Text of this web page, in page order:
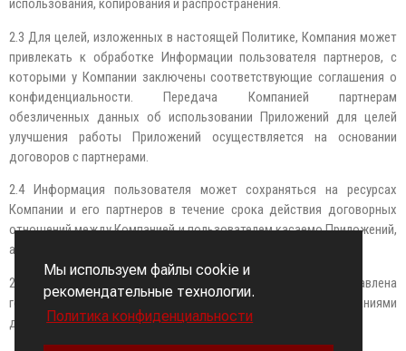
Мы используем файлы cookie и
рекомендательные технологии.
Политика конфиденциальности
использования, копирования и распространения.
2.3 Для целей, изложенных в настоящей Политике, Компания может
привлекать к обработке Информации пользователя партнеров, с
которыми у Компании заключены соответствующие соглашения о
конфиденциальности. Передача Компанией партнерам
обезличенных данных об использовании Приложений для целей
улучшения работы Приложений осуществляется на основании
договоров с партнерами.
2.4 Информация пользователя может сохраняться на ресурсах
Компании и его партнеров в течение срока действия договорных
отношений между Компанией и пользователем касаемо Приложений,
а также в течение 5 лет после расторжения таких договоров.
2.5 Информация Пользователя может быть предоставлена
государственным органам в соответствии с требованиями
действующего законодательства.